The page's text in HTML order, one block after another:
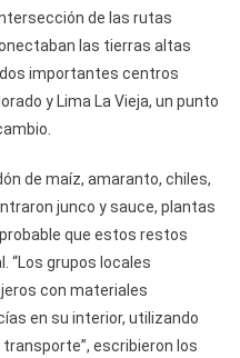
de las rutas
las tierras altas
importantes centros
y Lima La Vieja, un punto
de maíz, amaranto, chiles,
junco y sauce, plantas
que estos restos
“Los grupos locales
con materiales
en su interior, utilizando
escribieron los